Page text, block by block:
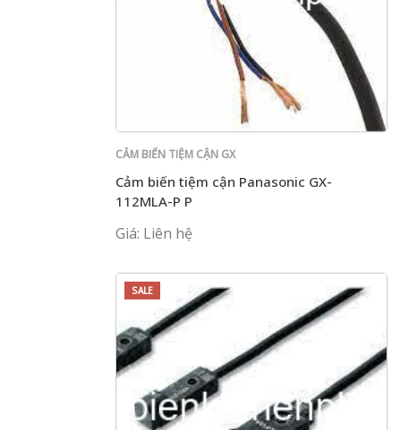
CẢM BIẾN TIỆM CẬN GX
Cảm biến tiệm cận Panasonic GX-
112MLA-P P
Giá: Liên hệ
SALE